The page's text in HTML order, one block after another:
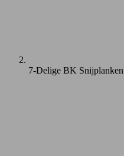
7-Delige BK Snijplanken